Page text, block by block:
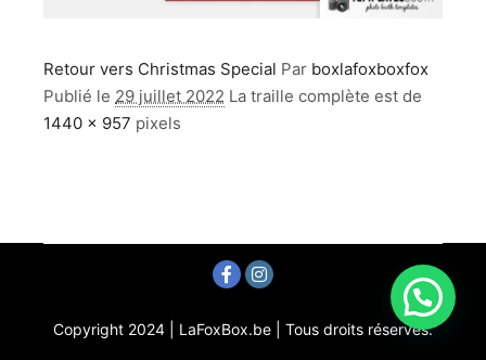
Retour vers Christmas Special Par boxlafoxboxfox
Publié le 29 juillet 2022 La traille complète est de
1440 × 957 pixels
Copyright 2024 | LaFoxBox.be | Tous droits réservés.